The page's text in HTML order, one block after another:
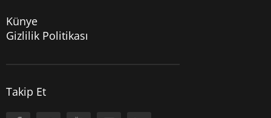
Künye
Gizlilik Politikası
Takip Et